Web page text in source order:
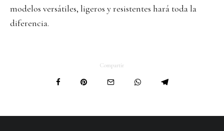
modelos versátiles, ligeros y resistentes hará toda la
diferencia.
Compartir